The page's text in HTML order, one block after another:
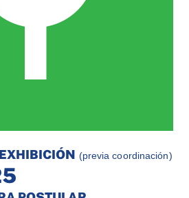
(previa coordinación)